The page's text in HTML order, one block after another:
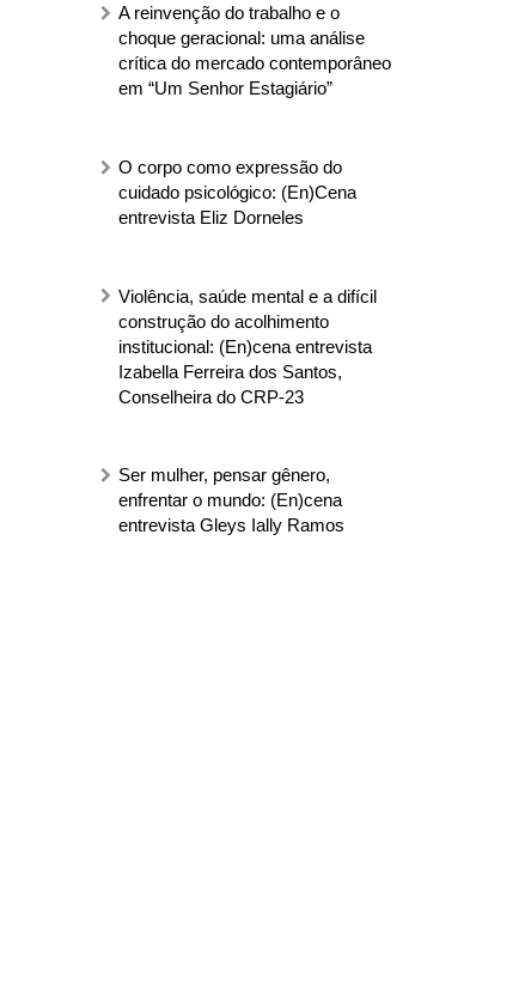
A reinvenção do trabalho e o
choque geracional: uma análise
crítica do mercado contemporâneo
em “Um Senhor Estagiário”
O corpo como expressão do
cuidado psicológico: (En)Cena
entrevista Eliz Dorneles
Violência, saúde mental e a difícil
construção do acolhimento
institucional: (En)cena entrevista
Izabella Ferreira dos Santos,
Conselheira do CRP-23
Ser mulher, pensar gênero,
enfrentar o mundo: (En)cena
entrevista Gleys Ially Ramos